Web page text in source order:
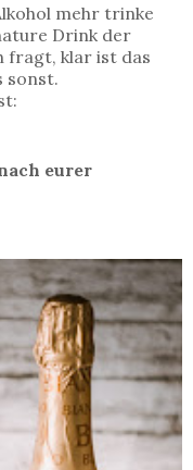
mehr trinke
Drink der
fragt, klar ist das
sonst.
eurer